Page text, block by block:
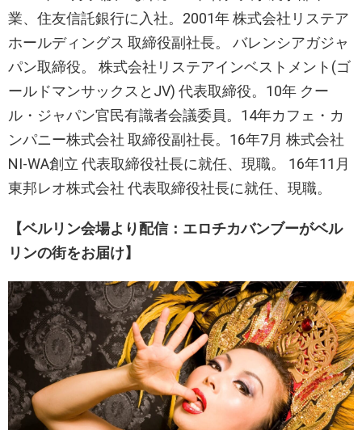
業、住友信託銀行に入社。2001年 株式会社リステア
ホールディングス 取締役副社長。 バレンシアガジャ
パン取締役。 株式会社リステアインベストメント(ゴ
ールドマンサックスとJV) 代表取締役。10年 クー
ル・ジャパン官民有識者会議委員。14年カフェ・カ
ンパニー株式会社 取締役副社長。16年7月 株式会社
NI-WA創立 代表取締役社長に就任、現職。 16年11月
東邦レオ株式会社 代表取締役社長に就任、現職。
【ベルリン会場より配信：エロチカバンブーがベル
リンの街をお届け】